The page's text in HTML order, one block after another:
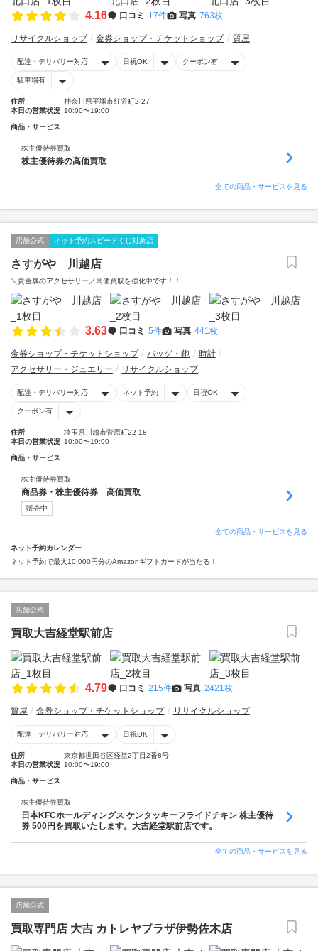
4.16 口コミ 17件 写真 763枚
リサイクルショップ 金券ショップ・チケットショップ 質屋
配達・デリバリー対応 日祝OK クーポン有
駐車場有
住所
神奈川県平塚市紅谷町2-27
本日の営業状況 10:00〜19:00
商品・サービス
株主優待券買取
株主優待券の高価買取
全ての商品・サービスを見る
店舗公式 ネット予約スピードくじ対象店
さすがや 川越店
＼貴金属のアクセサリー／高価買取を強化中です！！
3.63 口コミ 5件 写真 441枚
金券ショップ・チケットショップ バッグ・鞄
時計
アクセサリー・ジュエリー
リサイクルショップ
配達・デリバリー対応 ネット予約 日祝OK
クーポン有
住所
埼玉県川越市菅原町22-18
本日の営業状況 10:00〜19:00
商品・サービス
株主優待券買取
商品券・株主優待券 高価買取
販売中
全ての商品・サービスを見る
ネット予約カレンダー
ネット予約で最大10,000円分のAmazonギフトカードが当たる！
店舗公式
買取大吉経堂駅前店
4.79 口コミ 215件 写真 2421枚
質屋 金券ショップ・チケットショップ リサイクルショップ
配達・デリバリー対応 日祝OK
住所
東京都世田谷区経堂2丁目2番8号
本日の営業状況 10:00〜19:00
商品・サービス
株主優待券買取
日本KFCホールディングス ケンタッキーフライドチキン 株主優待
券 500円を買取いたします。大吉経堂駅前店です。
全ての商品・サービスを見る
店舗公式
買取専門店 大吉 カトレヤプラザ伊勢佐木店